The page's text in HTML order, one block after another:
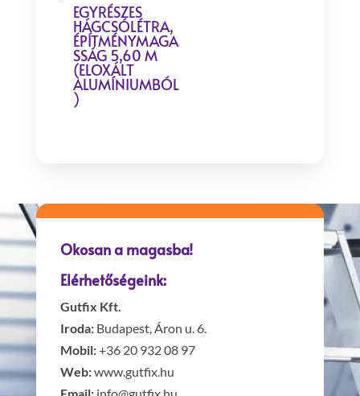
EGYRÉSZES
HÁGCSÓLÉTRA,
ÉPÍTMÉNYMAGA
SSÁG 5,60 M
(ELOXÁLT
ALUMÍNIUMBÓL
)
Okosan a magasba!
Elérhetőségeink:
Gutfix Kft.
Iroda:Budapest, Áron u. 6.
Mobil:+36 20 932 08 97
Web:www.gutfix.hu